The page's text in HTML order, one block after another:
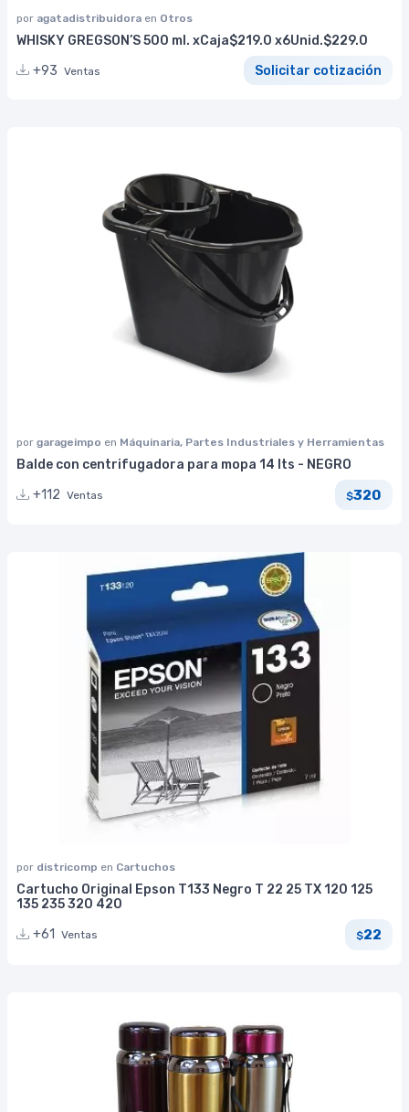
por agatadistribuidora en Otros
WHISKY GREGSON’S 500 ml. xCaja$219.0 x6Unid.$229.0
+93 Ventas Solicitar cotización
por garageimpo en Máquinaria, Partes Industriales y Herramientas
Balde con centrifugadora para mopa 14 lts - NEGRO
+112 Ventas $320
por districomp en Cartuchos
Cartucho Original Epson T133 Negro T 22 25 TX 120 125
135 235 320 420
+61 Ventas $22